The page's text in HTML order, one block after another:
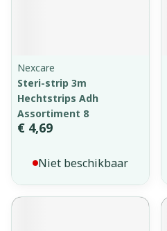
Nexcare
Steri-strip 3m
Hechtstrips Adh
Assortiment 8
€ 4,69
Niet beschikbaar